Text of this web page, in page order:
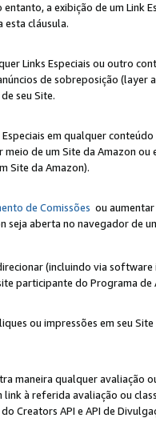
a exibição de um Link
esta cláusula.
Links Especiais ou outro
de sobreposição
seu Site.
em qualquer
de um Site da Amazon
Site da Amazon).
de Comissões ou
seja aberta no navegador de
(incluindo via
participante do Programa de
ou impressões em seu
maneira qualquer avaliação
à referida avaliação ou
Creators API e API de